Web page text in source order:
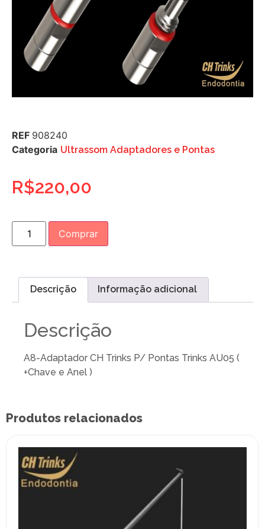
REF 908240
Categoria Ultrassom Adaptadores e Pontas
R$220,00
Comprar
Descrição Informação adicional
Descrição
A8-Adaptador CH Trinks P/ Pontas Trinks AU05 (
+Chave e Anel )
Produtos relacionados